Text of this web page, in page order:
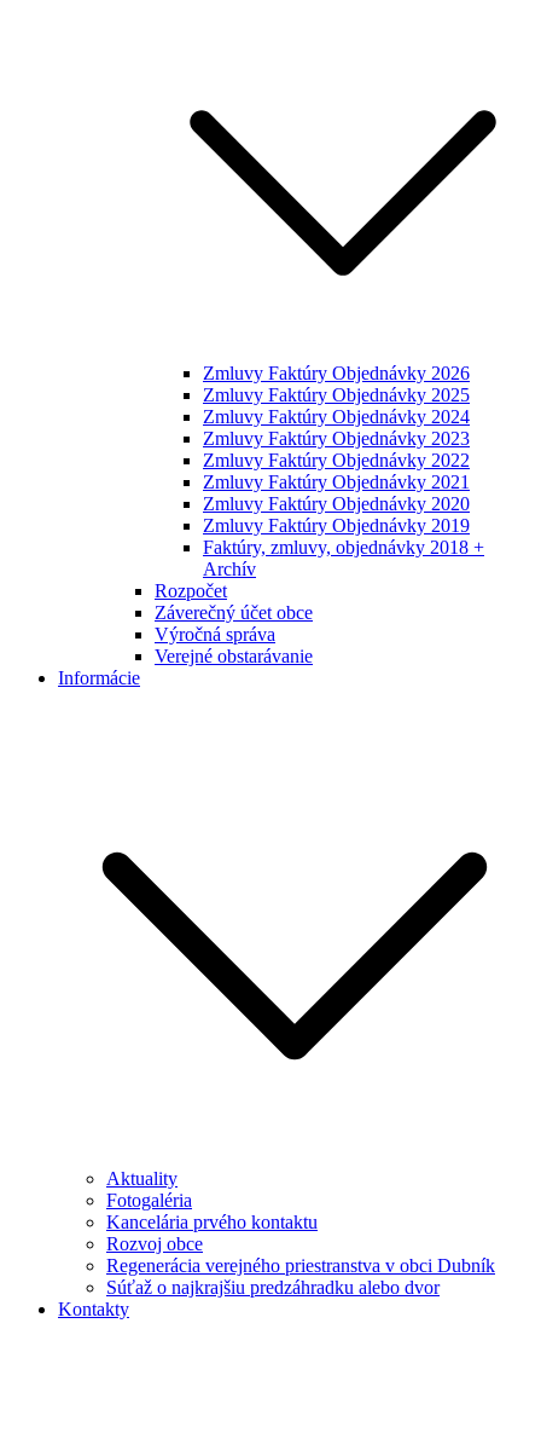
Zmluvy Faktúry Objednávky 2026
Zmluvy Faktúry Objednávky 2025
Zmluvy Faktúry Objednávky 2024
Zmluvy Faktúry Objednávky 2023
Zmluvy Faktúry Objednávky 2022
Zmluvy Faktúry Objednávky 2021
Zmluvy Faktúry Objednávky 2020
Zmluvy Faktúry Objednávky 2019
Faktúry, zmluvy, objednávky 2018 +
Archív
Rozpočet
Záverečný účet obce
Výročná správa
Verejné obstarávanie
Informácie
Aktuality
Fotogaléria
Kancelária prvého kontaktu
Rozvoj obce
Regenerácia verejného priestranstva v obci Dubník
Súťaž o najkrajšiu predzáhradku alebo dvor
Kontakty